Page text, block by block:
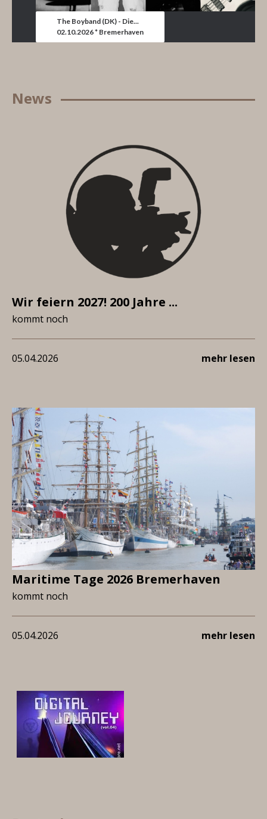
The Boyband (DK) - Die...
02.10.2026 * Bremerhaven
News
Wir feiern 2027! 200 Jahre ...
kommt noch
05.04.2026 mehr lesen
Maritime Tage 2026 Bremerhaven
kommt noch
05.04.2026 mehr lesen